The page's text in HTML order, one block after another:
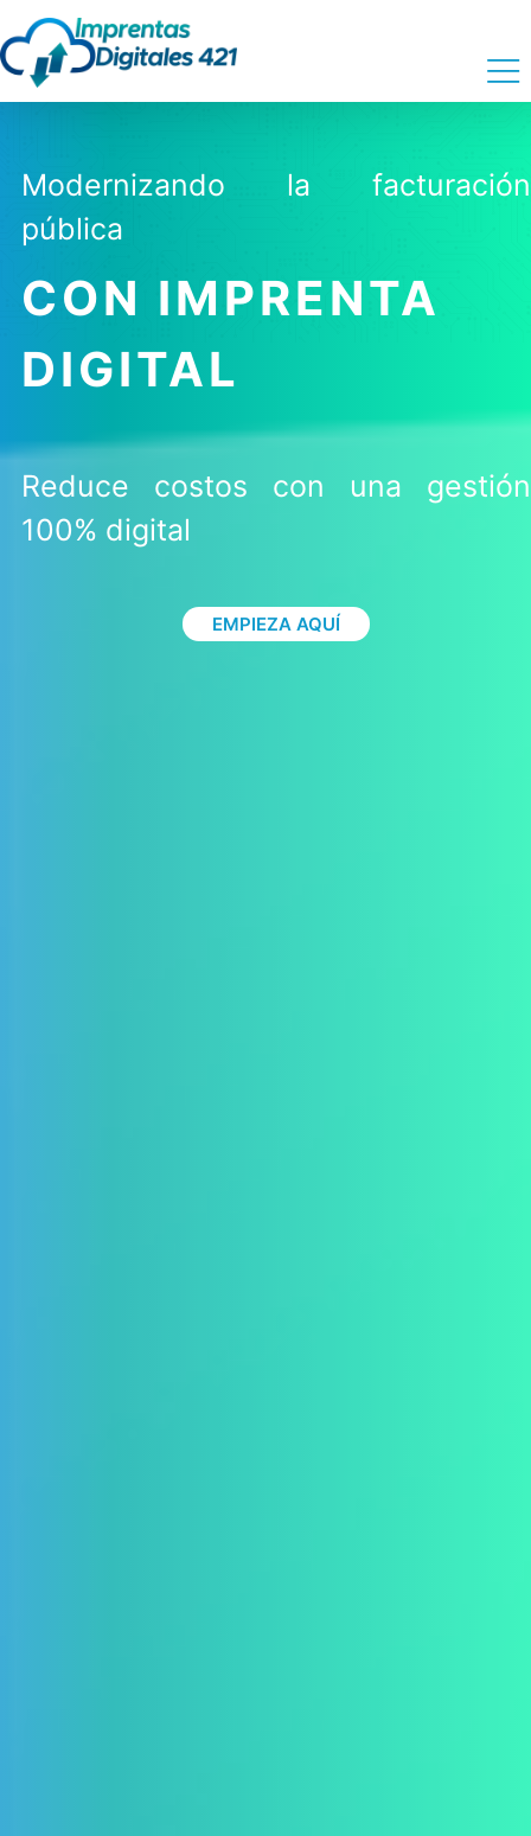
Modernizando la facturación
pública
CON IMPRENTA
DIGITAL
Reduce costos con una gestión
100% digital
EMPIEZA AQUÍ